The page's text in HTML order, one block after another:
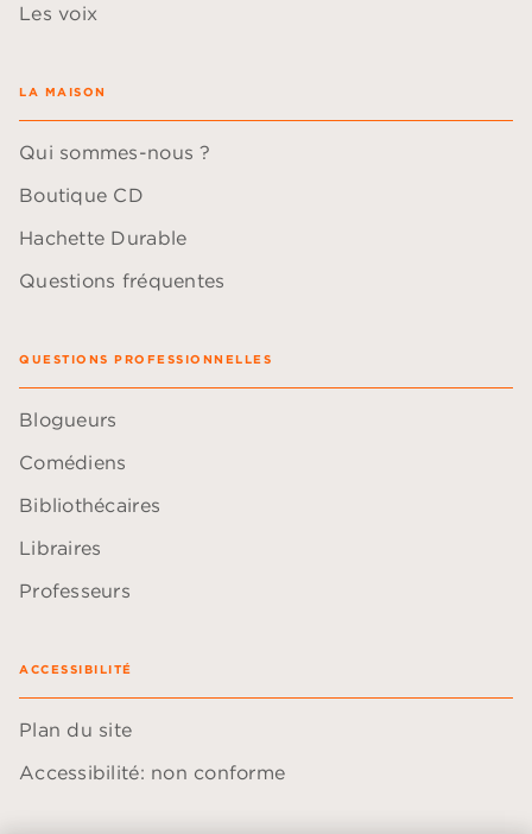
Les voix
LA MAISON
Qui sommes-nous ?
Boutique CD
Hachette Durable
Questions fréquentes
QUESTIONS PROFESSIONNELLES
Blogueurs
Comédiens
Bibliothécaires
Libraires
Professeurs
ACCESSIBILITÉ
Plan du site
Accessibilité: non conforme